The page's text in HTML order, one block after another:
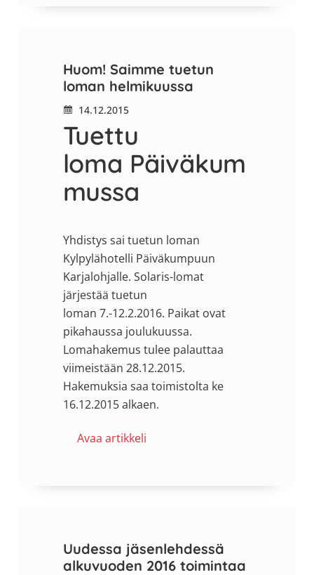
Huom! Saimme tuetun
loman helmikuussa
14.12.2015
Tuettu
loma Päiväkum
mussa
Yhdistys sai tuetun loman
Kylpylähotelli Päiväkumpuun
Karjalohjalle. Solaris-lomat
järjestää tuetun
loman 7.-12.2.2016. Paikat ovat
pikahaussa joulukuussa.
Lomahakemus tulee palauttaa
viimeistään 28.12.2015.
Hakemuksia saa toimistolta ke
16.12.2015 alkaen.
Avaa artikkeli
Uudessa jäsenlehdessä
alkuvuoden 2016 toimintaa